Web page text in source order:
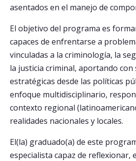
Funcionarios
Egresados
asentados en el manejo de
El objetivo del programa es
capaces de enfrentarse a
vinculadas a la criminología, la
la justicia criminal, aportando con
estratégicas desde las políticas
enfoque multidisciplinario,
contexto regional
realidades nacionales y locales.
El(la) graduado(a) de este
especialista capaz de reflexionar,